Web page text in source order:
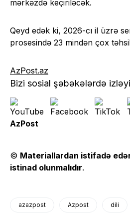
mərkəzdə keçiriləcək.
Qeyd edək ki, 2026-cı il üzrə
prosesində 23 mindən çox
AzPost.az
Bizi sosial şəbəkələrdə
AzPost
© Materiallardan istifadə
istinad olunmalıdır.
azazpost Azpost dili